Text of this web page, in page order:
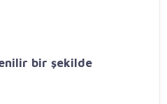
bir şekilde